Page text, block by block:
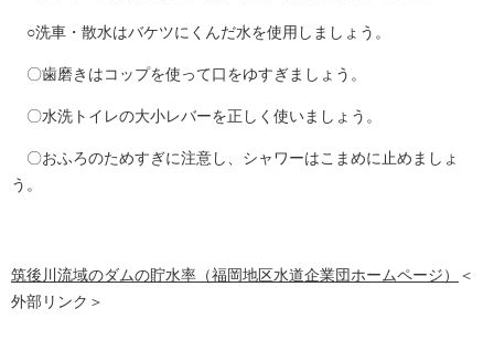
○洗車・散水はバケツにくんだ水を使用しましょう。
〇歯磨きはコップを使って口をゆすぎましょう。
〇水洗トイレの大小レバーを正しく使いましょう。
〇おふろのためすぎに注意し、シャワーはこまめに止めましょ
う。
筑後川流域のダムの貯水率（福岡地区水道企業団ホームページ）
＜
外部リンク＞